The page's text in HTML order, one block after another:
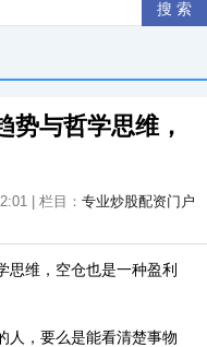
势与哲学思维，
| 栏目： 专业炒股配资门户
思维，空仓也是一种盈利
人，要么是能看清楚事物